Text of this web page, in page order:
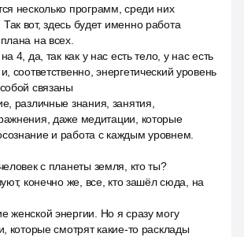
несколько программ, среди них
вот, здесь будет именно работа
на всех.
4, да, так как у нас есть тело, у нас есть
соответственно, энергетический уровень
связаны
различные знания, занятия,
даже медитации, которые
и работа с каждым уровнем.
с планеты земля, кто ты?
конечно же, все, кто зашёл сюда, на
женской энергии. Но я сразу могу
которые смотрят какие-то расклады